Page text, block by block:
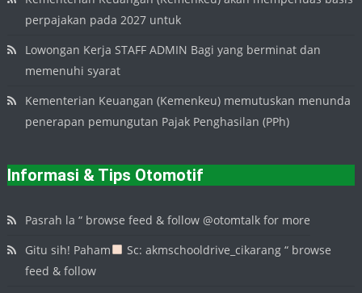
perpajakan pada 2027 untuk
Lowongan Kerja STAFF ADMIN Bagi yang berminat dan
memenuhi syarat
Kementerian Keuangan (Kemenkeu) memutuskan menunda
penerapan pemungutan Pajak Penghasilan (PPh)
Informasi & Tips Otomotif
Pasrah la “ browse feed & follow @otomtalk for more
Gitu sih! Paham
Sc: akmschooldrive_cikarang “ browse
feed & follow